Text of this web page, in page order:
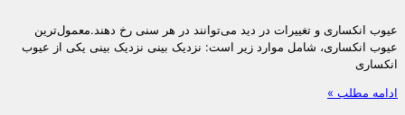
عیوب انکساری و تغییرات در دید می‌توانند در هر سنی رخ دهند.معمول‌ترین
عیوب انکساری، شامل موارد زیر است: نزدیک‌ بینی نزدیک بینی یکی از عیوب
انکساری
ادامه مطلب »